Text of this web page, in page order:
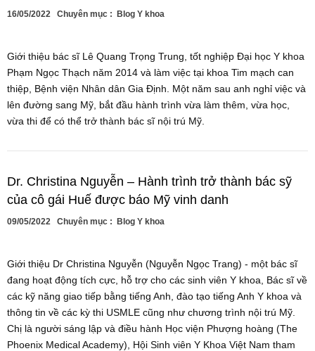
16/05/2022 Chuyên mục : Blog Y khoa
Giới thiệu bác sĩ Lê Quang Trọng Trung, tốt nghiệp Đại học Y khoa
Phạm Ngọc Thạch năm 2014 và làm việc tại khoa Tim mạch can
thiệp, Bệnh viện Nhân dân Gia Định. Một năm sau anh nghỉ việc và
lên đường sang Mỹ, bắt đầu hành trình vừa làm thêm, vừa học,
vừa thi để có thể trở thành bác sĩ nội trú Mỹ.
Dr. Christina Nguyễn – Hành trình trở thành bác sỹ
của cô gái Huế được báo Mỹ vinh danh
09/05/2022 Chuyên mục : Blog Y khoa
Giới thiệu Dr Christina Nguyễn (Nguyễn Ngọc Trang) - một bác sĩ
đang hoạt động tích cực, hỗ trợ cho các sinh viên Y khoa, Bác sĩ về
các kỹ năng giao tiếp bằng tiếng Anh, đào tạo tiếng Anh Y khoa và
thông tin về các kỳ thi USMLE cũng như chương trình nội trú Mỹ.
Chị là người sáng lập và điều hành Học viện Phượng hoàng (The
Phoenix Medical Academy), Hội Sinh viên Y Khoa Việt Nam tham